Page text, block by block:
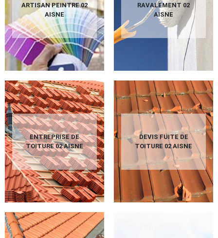
ARTISAN PEINTRE 02
AISNE
RAVALEMENT 02
AISNE
ENTREPRISE DE
TOITURE 02 AISNE
DEVIS FUITE DE
TOITURE 02 AISNE